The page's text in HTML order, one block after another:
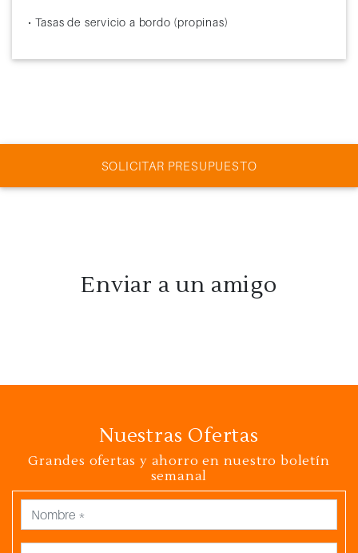
• Tasas de servicio a bordo (propinas)
SOLICITAR PRESUPUESTO
Enviar a un amigo
Nuestras Ofertas
Grandes ofertas y ahorro en nuestro boletín
semanal